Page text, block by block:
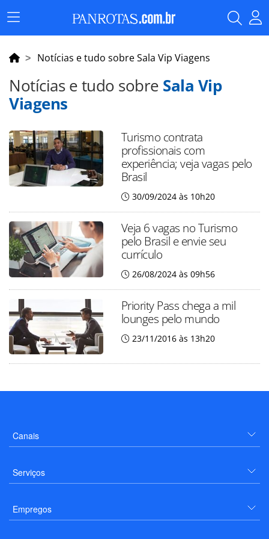
Menu
Principal
Notícias e tudo sobre Sala Vip Viagens
Notícias e tudo sobre Sala Vip
Viagens
Turismo contrata
profissionais com
experiência; veja vagas pelo
Brasil
30/09/2024 às 10h20
Veja 6 vagas no Turismo
pelo Brasil e envie seu
currículo
26/08/2024 às 09h56
Priority Pass chega a mil
lounges pelo mundo
23/11/2016 às 13h20
Canais
Serviços
Empregos